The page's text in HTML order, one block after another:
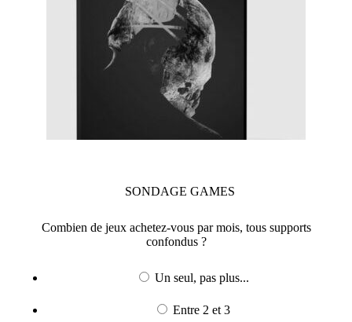
SONDAGE GAMES
Combien de jeux achetez-vous par mois, tous supports
confondus ?
Un seul, pas plus...
Entre 2 et 3